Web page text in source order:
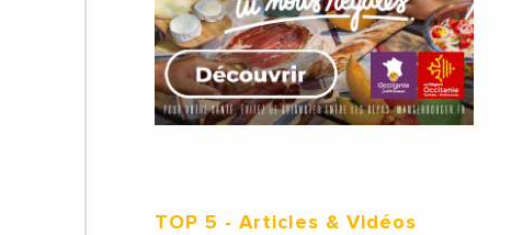
TOP 5 - Articles & Vidéos